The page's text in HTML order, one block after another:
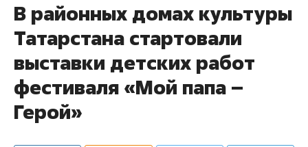
В районных домах культуры
Татарстана стартовали
выставки детских работ
фестиваля «Мой папа –
Герой»